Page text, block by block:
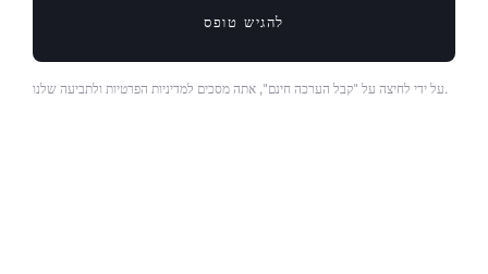
להגיש טופס
על ידי לחיצה על "קבל הערכה חינם", אתה מסכים למדיניות הפרטיות ולתביעה שלנו.